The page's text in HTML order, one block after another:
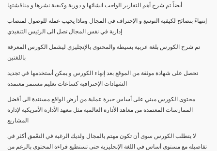
أيضاً تم شرح أهم التقارير الواجب انشائها و دورية وكيفية نشرها و مناقشتها
إنتهاءً بنصائح لكيفية التوسع و الإحتراف في المجال وماذا يجيب عمله للوصول لمنصاب
إدارية في نفس المجال تصل الى الرئيس التنفيذي
تم شرح الكورس بلغة عربية بسيطة والمحتوى بالإنجليزي ليشمل الكورس المعرفة
باللغتين
تحصل على شهادة موثقة من الموقع بعد إنهاء الكورس و يمكن أستخدمها في تجديد
الشهادات الإحترافية كساعات تعليم مستمر معتمدة
محتوى الكورس مبني على أساس خبرة عملية من أرض الواقع مستندة الى أفضل
الممارسات المعتمدة من معاهد الأدارة العالمية مثل معهد الأدارة الأمريكية لإدارة
المشاريع
لا يتطلب الكورس سوى أن تكون مهتم بالمجال ولديك الرغبة في التعّمق أكثر في
تفاصيله مع مستوى أساس في اللغة الإنجليزية حتى تستطيع قراءة المحتوى بالرغم من